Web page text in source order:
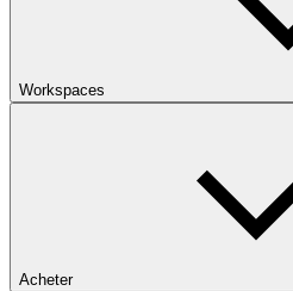
Workspaces
Acheter